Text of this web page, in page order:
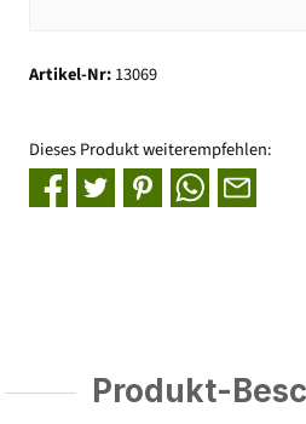
Artikel-Nr:13069
Dieses Produkt weiterempfehlen:
Produkt-